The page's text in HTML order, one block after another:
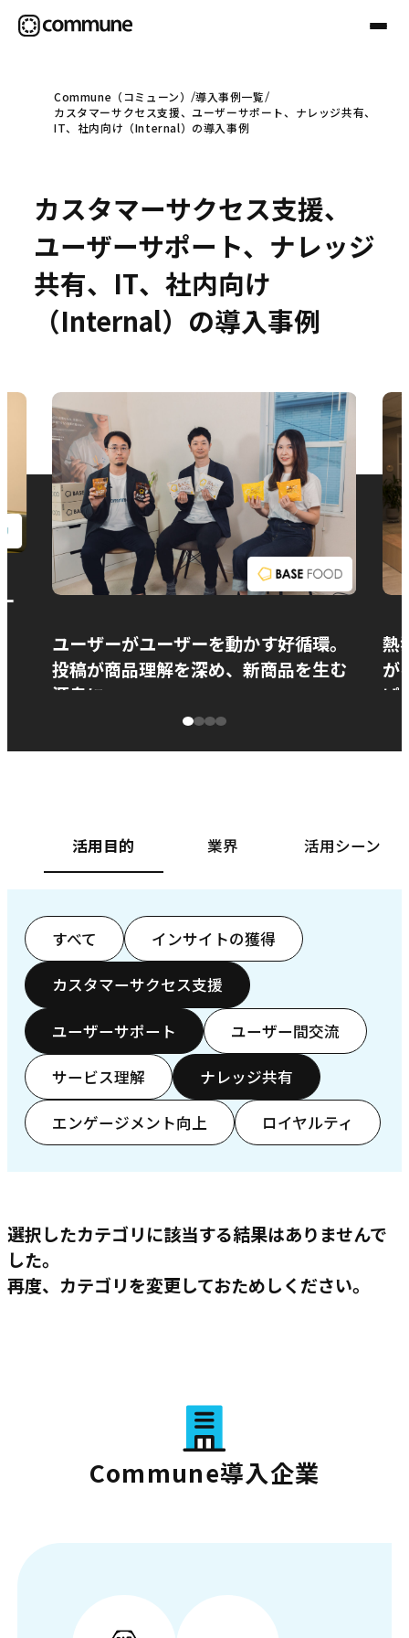
Communeについて
事例
セミナー
お問い合わせ
Commune（コミューン）
導入事例一覧
カスタマーサクセス支援、ユーザーサポート、ナレッジ共有、
IT、社内向け（Internal）の導入事例
カスタマーサクセス支援、
ユーザーサポート、ナレッジ
共有、IT、社内向け
（Internal）の導入事例
ユーザーがユーザーを動かす好循環。
投稿が商品理解を深め、新商品を生む
源泉に
熱
が
ぱ
活用目的 業界 活用シーン
すべて インサイトの獲得
カスタマーサクセス支援
ユーザーサポート ユーザー間交流
サービス理解 ナレッジ共有
エンゲージメント向上 ロイヤルティ
選択したカテゴリに該当する結果はありませんで
した。
再度、カテゴリを変更しておためしください。
Commune導入企業